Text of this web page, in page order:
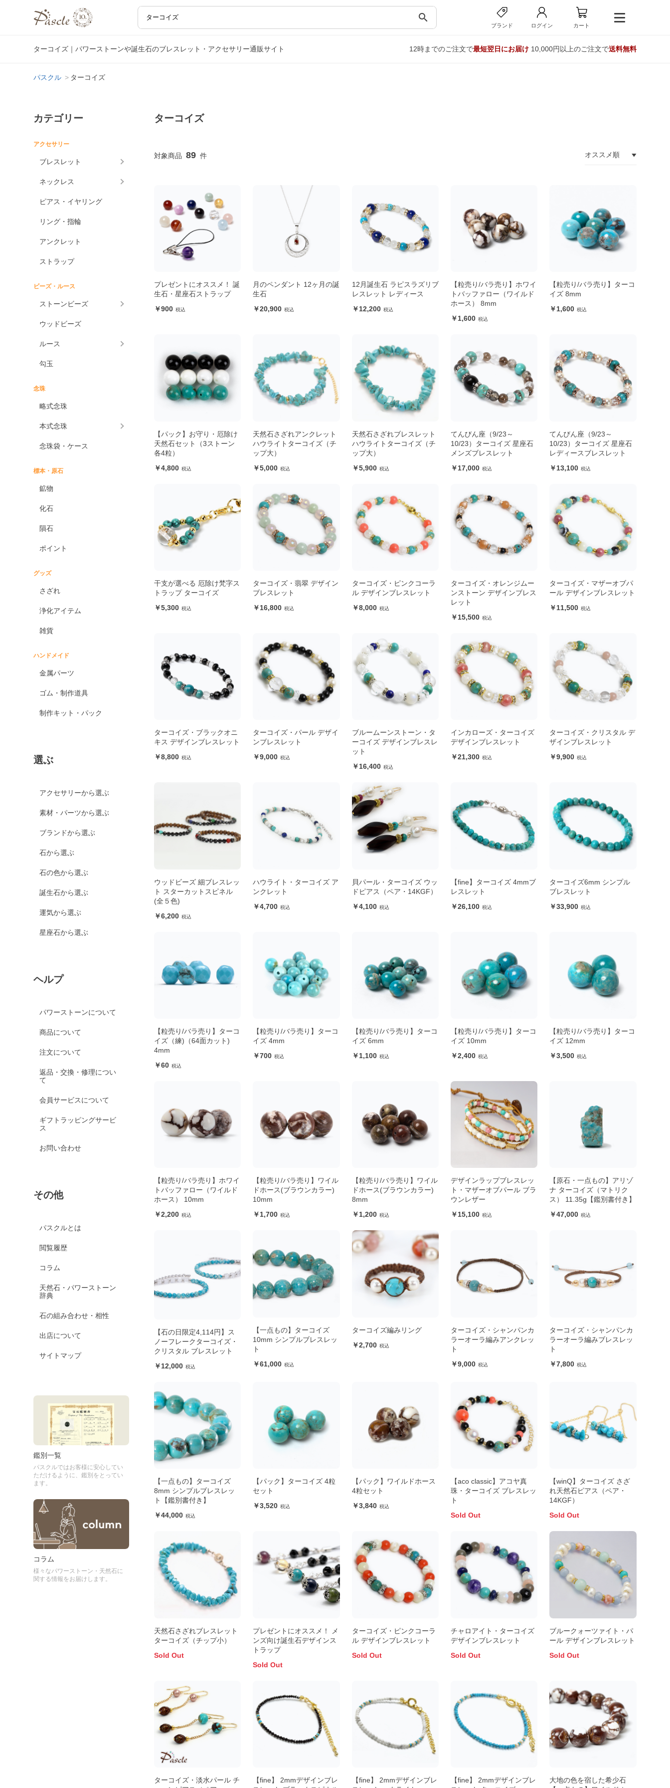
search
ブランド ログイン カート
ターコイズ｜パワーストーンや誕生石のブレスレット・アクセサリー通販サイト 12時までのご注文で最短翌日にお届け10,000円以上のご注文で送料無料
パスクル ターコイズ
カテゴリー
アクセサリー
ブレスレット
ネックレス
ピアス・イヤリング
リング・指輪
アンクレット
ストラップ
ビーズ・ルース
ストーンビーズ
ウッドビーズ
ルース
勾玉
念珠
略式念珠
本式念珠
念珠袋・ケース
標本・原石
鉱物
化石
隕石
ポイント
グッズ
さざれ
浄化アイテム
雑貨
ハンドメイド
金属パーツ
ゴム・制作道具
制作キット・パック
選ぶ
アクセサリーから選ぶ
素材・パーツから選ぶ
ブランドから選ぶ
石から選ぶ
石の色から選ぶ
誕生石から選ぶ
運気から選ぶ
星座石から選ぶ
ヘルプ
パワーストーンについて
商品について
注文について
返品・交換・修理につい
て
会員サービスについて
ギフトラッピングサービ
ス
お問い合わせ
その他
パスクルとは
閲覧履歴
コラム
天然石・パワーストーン
辞典
石の組み合わせ・相性
出店について
サイトマップ
鑑別一覧
パスクルではお客様に安心してい
ただけるように、鑑別をとってい
ます。
コラム
様々なパワーストーン・天然石に
関する情報をお届けします。
ターコイズ
89
プレゼントにオススメ！ 誕
生石・星座石ストラップ
900
月のペンダント 12ヶ月の誕
生石
20,900
12月誕生石 ラピスラズリブ
レスレット レディース
12,200
【粒売り/バラ売り】ホワイ
トバッファロー（ワイルド
ホース） 8mm
1,600
【粒売り/バラ売り】ターコ
イズ 8mm
1,600
【パック】お守り・厄除け
天然石セット（3ストーン
各4粒）
4,800
天然石さざれアンクレット
ハウライトターコイズ（チ
ップ大）
5,000
天然石さざれブレスレット
ハウライトターコイズ（チ
ップ大）
5,900
てんびん座（9/23～
10/23）ターコイズ 星座石
メンズブレスレット
17,000
てんびん座（9/23～
10/23）ターコイズ 星座石
レディースブレスレット
13,100
干支が選べる 厄除け梵字ス
トラップ ターコイズ
5,300
ターコイズ・翡翠 デザイン
ブレスレット
16,800
ターコイズ・ピンクコーラ
ル デザインブレスレット
8,000
ターコイズ・オレンジムー
ンストーン デザインブレス
レット
15,500
ターコイズ・マザーオブパ
ール デザインブレスレット
11,500
ターコイズ・ブラックオニ
キス デザインブレスレット
8,800
ターコイズ・パール デザイ
ンブレスレット
9,000
ブルームーンストーン・タ
ーコイズ デザインブレスレ
ット
16,400
インカローズ・ターコイズ
デザインブレスレット
21,300
ターコイズ・クリスタル デ
ザインブレスレット
9,900
ウッドビーズ 細ブレスレッ
ト スターカットスピネル
(全５色)
6,200
ハウライト・ターコイズ ア
ンクレット
4,700
貝パール・ターコイズ ウッ
ドピアス（ペア・14KGF）
4,100
【fine】ターコイズ 4mmブ
レスレット
26,100
ターコイズ6mm シンプル
ブレスレット
33,900
【粒売り/バラ売り】ターコ
イズ（練)（64面カット)
4mm
60
【粒売り/バラ売り】ターコ
イズ 4mm
700
【粒売り/バラ売り】ターコ
イズ 6mm
1,100
【粒売り/バラ売り】ターコ
イズ 10mm
2,400
【粒売り/バラ売り】ターコ
イズ 12mm
3,500
【粒売り/バラ売り】ホワイ
トバッファロー（ワイルド
ホース） 10mm
2,200
【粒売り/バラ売り】ワイル
ドホース(ブラウンカラー)
10mm
1,700
【粒売り/バラ売り】ワイル
ドホース(ブラウンカラー)
8mm
1,200
デザインラップブレスレッ
ト・マザーオブパール ブラ
ウンレザー
15,100
【原石・一点もの】アリゾ
ナ ターコイズ（マトリク
ス） 11.35g【鑑別書付き】
47,000
【石の日限定4,114円】ス
ノーフレークターコイズ・
クリスタル ブレスレット
12,000
【一点もの】ターコイズ
10mm シンプルブレスレッ
ト
61,000
ターコイズ編みリング
2,700
ターコイズ・シャンパンカ
ラーオーラ編みアンクレッ
ト
9,000
ターコイズ・シャンパンカ
ラーオーラ編みブレスレッ
ト
7,800
【一点もの】ターコイズ
8mm シンプルブレスレッ
ト【鑑別書付き】
44,000
【パック】ターコイズ 4粒
セット
3,520
【パック】ワイルドホース
4粒セット
3,840
【aco classic】アコヤ真
珠・ターコイズ ブレスレッ
ト
Sold Out
【winQ】ターコイズ さざ
れ天然石ピアス（ペア・
14KGF）
Sold Out
天然石さざれブレスレット
ターコイズ（チップ小）
Sold Out
プレゼントにオススメ！ メ
ンズ向け誕生石デザインス
トラップ
Sold Out
ターコイズ・ピンクコーラ
ル デザインブレスレット
Sold Out
チャロアイト・ターコイズ
デザインブレスレット
Sold Out
ブルークォーツァイト・パ
ール デザインブレスレット
Sold Out
ターコイズ・淡水パール チ
【fine】 2mmデザインブレ
【fine】 2mmデザインブレ
【fine】 2mmデザインブレ
大地の色を宿した希少石